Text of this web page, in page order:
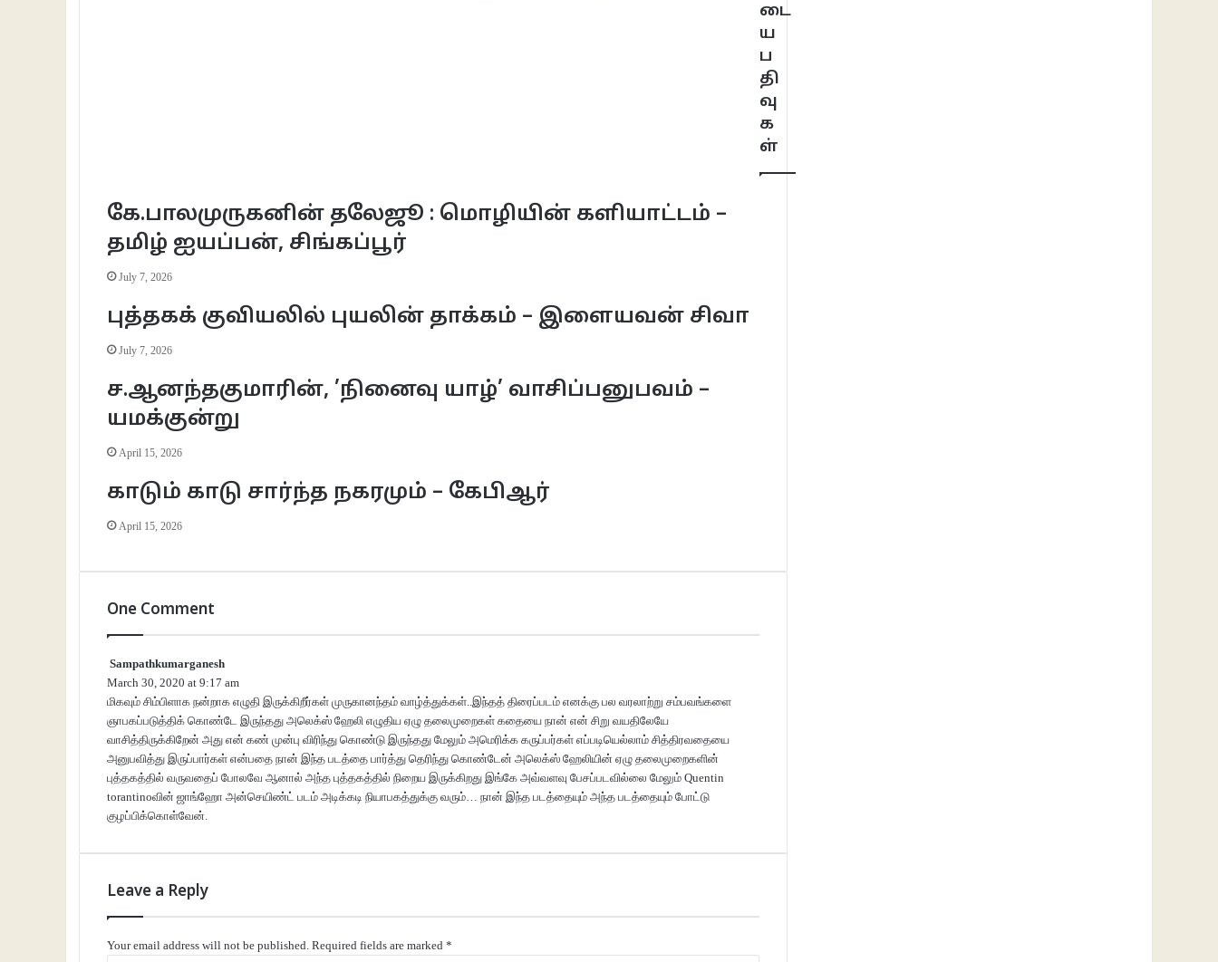
டை
ய
ப
தி
வு
க
ள்
கே.பாலமுருகனின் தலேஜூ : மொழியின் களியாட்டம் –
தமிழ் ஐயப்பன், சிங்கப்பூர்
July 7, 2026
புத்தகக் குவியலில் புயலின் தாக்கம் – இளையவன் சிவா
July 7, 2026
ச.ஆனந்தகுமாரின், ’நினைவு யாழ்’ வாசிப்பனுபவம் –
யமக்குன்று
April 15, 2026
காடும் காடு சார்ந்த நகரமும் – கேபிஆர்
April 15, 2026
One Comment
Sampathkumarganesh
a
y
s
:
March 30, 2020 at 9:17 am
மிகவும் சிம்பிளாக நன்றாக எழுதி இருக்கிறீர்கள் முருகானந்தம் வாழ்த்துக்கள்..இந்தத் திரைப்படம் எனக்கு பல வரலாற்று சம்பவங்களை
ஞாபகப்படுத்திக் கொண்டே இருந்தது அலெக்ஸ் ஹேலி எழுதிய ஏழு தலைமுறைகள் கதையை நான் என் சிறு வயதிலேயே
வாசித்திருக்கிறேன் அது என் கண் முன்பு விரிந்து கொண்டு இருந்தது மேலும் அமெரிக்க கருப்பர்கள் எப்படியெல்லாம் சித்திரவதையை
அனுபவித்து இருப்பார்கள் என்பதை நான் இந்த படத்தை பார்த்து தெரிந்து கொண்டேன் அலெக்ஸ் ஹேலியின் ஏழு தலைமுறைகளின்
புத்தகத்தில் வருவதைப் போலவே ஆனால் அந்த புத்தகத்தில் நிறைய இருக்கிறது இங்கே அவ்வளவு பேசப்படவில்லை மேலும் Quentin
torantinoவின் ஜாங்ஹோ அன்செயிண்ட் படம் அடிக்கடி நியாபகத்துக்கு வரும்… நான் இந்த படத்தையும் அந்த படத்தையும் போட்டு
குழப்பிக்கொள்வேன்.
Leave a Reply
Your email address will not be published. Required fields are marked *